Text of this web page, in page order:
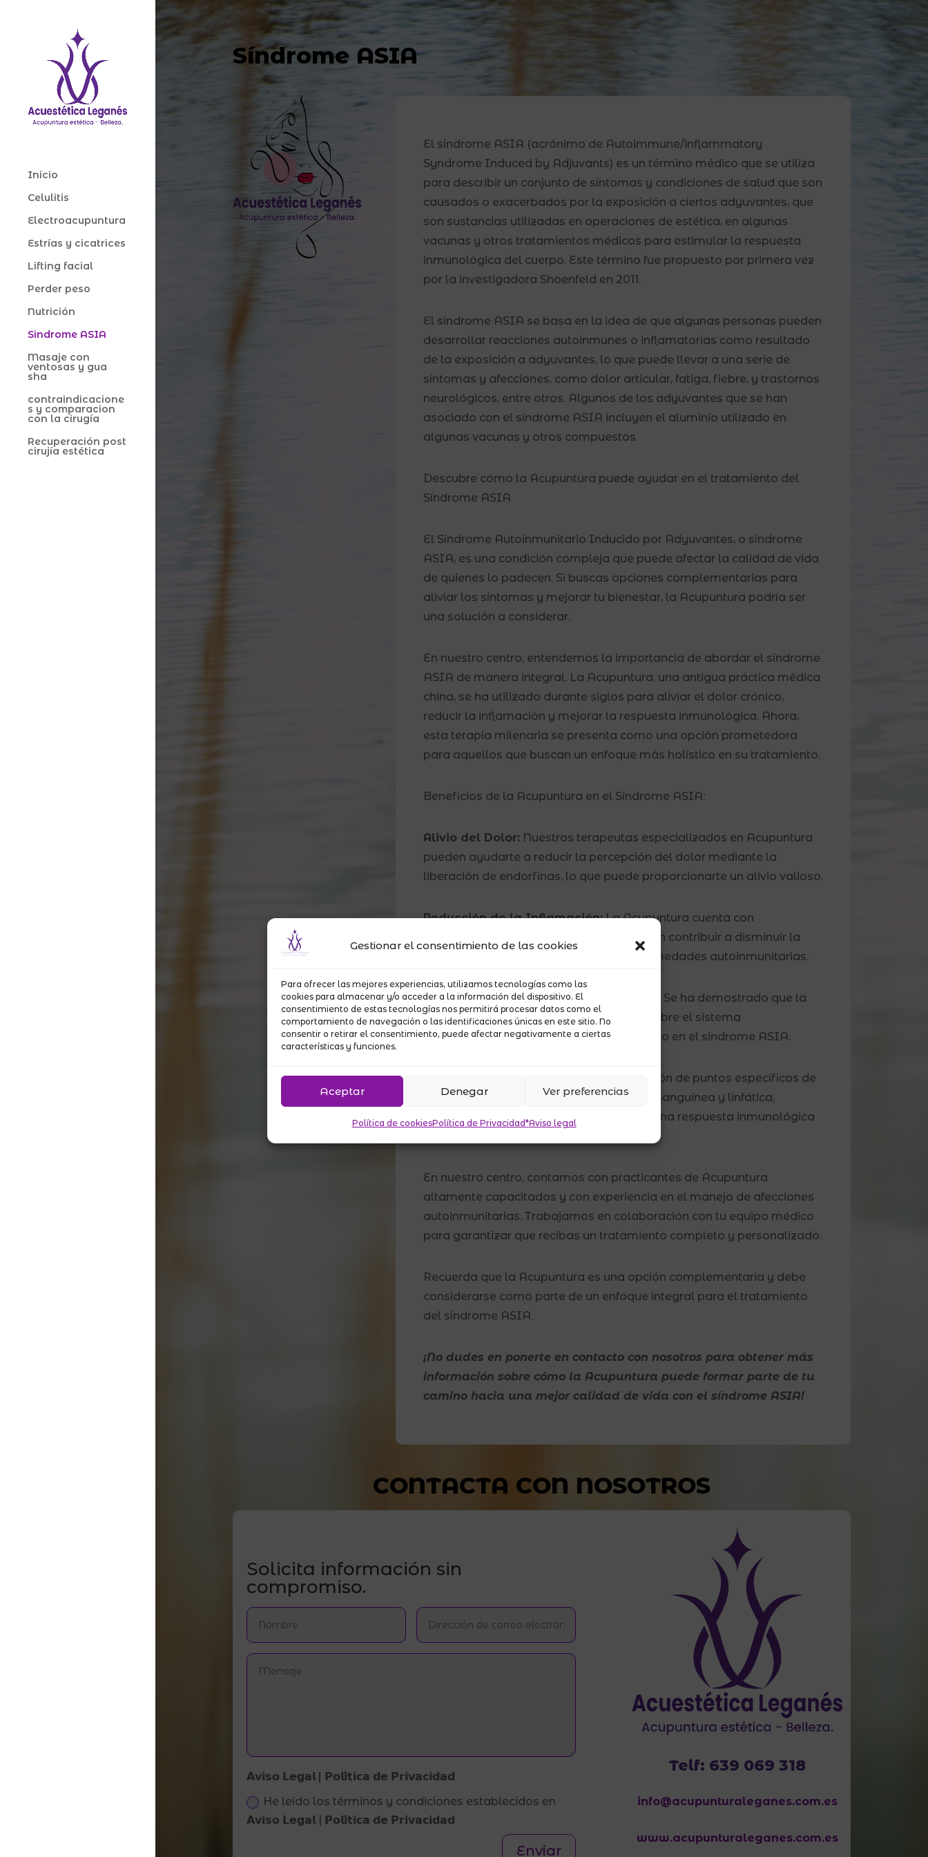
Gestionar el consentimiento de las cookies
Para ofrecer las mejores experiencias, utilizamos tecnologías como las
cookies para almacenar y/o acceder a la información del dispositivo. El
consentimiento de estas tecnologías nos permitirá procesar datos como el
comportamiento de navegación o las identificaciones únicas en este sitio. No
consentir o retirar el consentimiento, puede afectar negativamente a ciertas
características y funciones.
Aceptar Denegar Ver preferencias
Política de cookiesPolítica de Privacidad*Aviso legal
Inicio
Celulitis
Electroacupuntura
Estrías y cicatrices
Lifting facial
Perder peso
Nutrición
Sindrome ASIA
Masaje con
ventosas y gua
sha
contraindicacione
s y comparacion
con la cirugía
Recuperación post
cirujía estética
Síndrome ASIA
El síndrome ASIA (acrónimo de Autoimmune/inflammatory
Syndrome Induced by Adjuvants) es un término médico que se utiliza
para describir un conjunto de síntomas y condiciones de salud que son
causados o exacerbados por la exposición a ciertos adyuvantes, que
son sustancias utilizadas en operaciones de estética, en algunas
vacunas y otros tratamientos médicos para estimular la respuesta
inmunológica del cuerpo. Este término fue propuesto por primera vez
por la investigadora Shoenfeld en 2011.
El síndrome ASIA se basa en la idea de que algunas personas pueden
desarrollar reacciones autoinmunes o inflamatorias como resultado
de la exposición a adyuvantes, lo que puede llevar a una serie de
síntomas y afecciones, como dolor articular, fatiga, fiebre, y trastornos
neurológicos, entre otros. Algunos de los adyuvantes que se han
asociado con el síndrome ASIA incluyen el aluminio utilizado en
algunas vacunas y otros compuestos.
Descubre cómo la Acupuntura puede ayudar en el tratamiento del
Síndrome ASIA
El Síndrome Autoinmunitario Inducido por Adyuvantes, o síndrome
ASIA, es una condición compleja que puede afectar la calidad de vida
de quienes lo padecen. Si buscas opciones complementarias para
aliviar los síntomas y mejorar tu bienestar, la Acupuntura podría ser
una solución a considerar.
En nuestro centro, entendemos la importancia de abordar el síndrome
ASIA de manera integral. La Acupuntura, una antigua práctica médica
china, se ha utilizado durante siglos para aliviar el dolor crónico,
reducir la inflamación y mejorar la respuesta inmunológica. Ahora,
esta terapia milenaria se presenta como una opción prometedora
para aquellos que buscan un enfoque más holístico en su tratamiento.
Beneficios de la Acupuntura en el Síndrome ASIA:
Alivio del Dolor: Nuestros terapeutas especializados en Acupuntura
pueden ayudarte a reducir la percepción del dolor mediante la
liberación de endorfinas, lo que puede proporcionarte un alivio valioso.
Reducción de la Inflamación:La Acupuntura cuenta con
propiedades antiinflamatorias que pueden contribuir a disminuir la
inflamación, un factor crucial en las enfermedades autoinmunitarias.
Regulación del Sistema Inmunológico: Se ha demostrado que la
Acupuntura tiene efectos moduladores sobre el sistema
inmunológico, lo que puede ser beneficioso en el síndrome ASIA.
La estimulación de puntos específicos de
Acupuntura puede mejorar la circulación sanguínea y linfática,
favoreciendo la eliminación de toxinas y una respuesta inmunológica
En nuestro centro, contamos con practicantes de Acupuntura
altamente capacitados y con experiencia en el manejo de afecciones
autoinmunitarias. Trabajamos en colaboración con tu equipo médico
para garantizar que recibas un tratamiento completo y personalizado.
Recuerda que la Acupuntura es una opción complementaria y debe
considerarse como parte de un enfoque integral para el tratamiento
del síndrome ASIA.
¡No dudes en ponerte en contacto con nosotros para obtener más
información sobre cómo la Acupuntura puede formar parte de tu
camino hacia una mejor calidad de vida con el síndrome ASIA!
CONTACTA CON NOSOTROS
Solicita información sin
compromiso.
𝗔𝘃𝗶𝘀𝗼 𝗟𝗲𝗴𝗮𝗹 | 𝗣𝗼𝗹𝗶́𝘁𝗶𝗰𝗮 𝗱𝗲 𝗣𝗿𝗶𝘃𝗮𝗰𝗶𝗱𝗮𝗱
He leído los términos y condiciones establecidos en
𝗔𝘃𝗶𝘀𝗼 𝗟𝗲𝗴𝗮𝗹 | 𝗣𝗼𝗹𝗶́𝘁𝗶𝗰𝗮 𝗱𝗲 𝗣𝗿𝗶𝘃𝗮𝗰𝗶𝗱𝗮𝗱
Enviar
Telf: 639 069 318
info@acupunturaleganes.com.es
www.acupunturaleganes.com.es